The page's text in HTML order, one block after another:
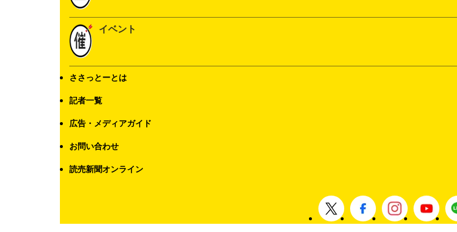
イベント
ささっとーとは
記者一覧
広告・メディアガイド
お問い合わせ
読売新聞オンライン